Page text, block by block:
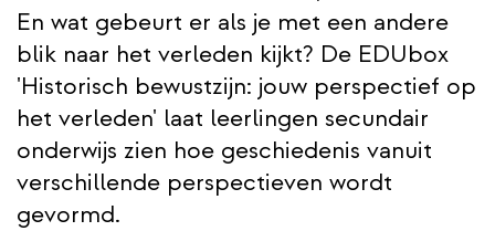
En wat gebeurt er als je met een andere
blik naar het verleden kijkt? De EDUbox
'Historisch bewustzijn: jouw perspectief op
het verleden' laat leerlingen secundair
onderwijs zien hoe geschiedenis vanuit
verschillende perspectieven wordt
gevormd.